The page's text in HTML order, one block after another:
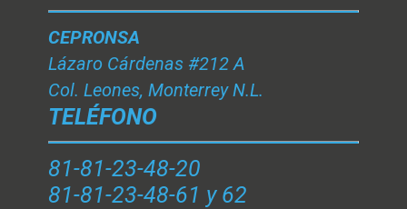
CEPRONSA
Lázaro Cárdenas #212 A
Col. Leones, Monterrey N.L.
TELÉFONO
81-81-23-48-20
81-81-23-48-61 y 62